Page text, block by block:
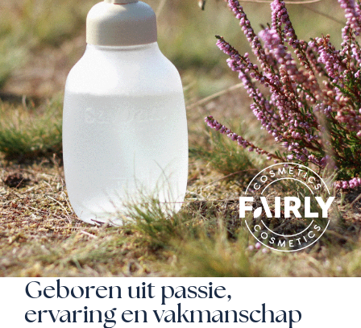
Geboren uit passie,
ervaring en vakmanschap